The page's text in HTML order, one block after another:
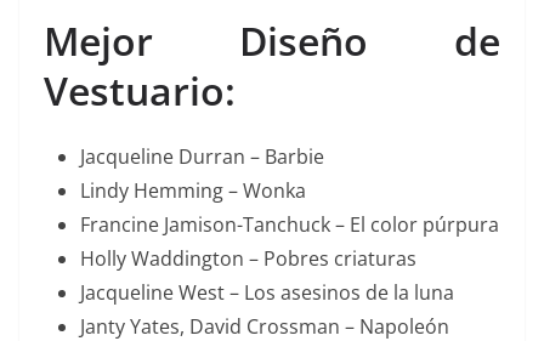
Mejor Diseño de
Vestuario:
Jacqueline Durran – Barbie
Lindy Hemming – Wonka
Francine Jamison-Tanchuck – El color púrpura
Holly Waddington – Pobres criaturas
Jacqueline West – Los asesinos de la luna
Janty Yates, David Crossman – Napoleón